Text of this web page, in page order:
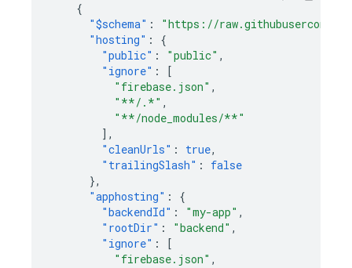
{
"$schema" :
"https://
"hosting" :
{
"public" : "public" ,
"ignore" :
[
"firebase.json" ,
"**/.*" ,
"**/node_modules/**"
],
"cleanUrls" : true,
"trailingSlash" :
false
},
"apphosting" :
{
"backendId" : "my-app" ,
"rootDir" : "backend" ,
"ignore" :
[
"firebase.json" ,